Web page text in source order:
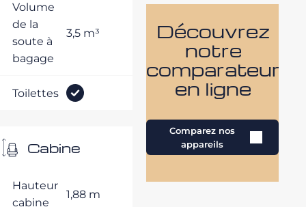
Volume
de la
soute à
bagage
3,5 m³
Toilettes
Cabine
Hauteur
cabine
1,88 m
Découvrez
notre
comparateur
en ligne
Comparez nos
appareils